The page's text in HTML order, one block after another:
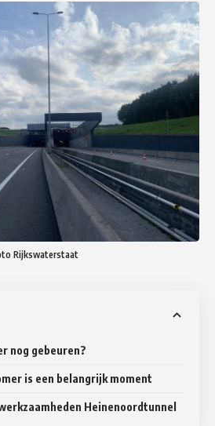
Rijkswaterstaat
nog gebeuren?
is een belangrijk moment
Heinenoordtunnel